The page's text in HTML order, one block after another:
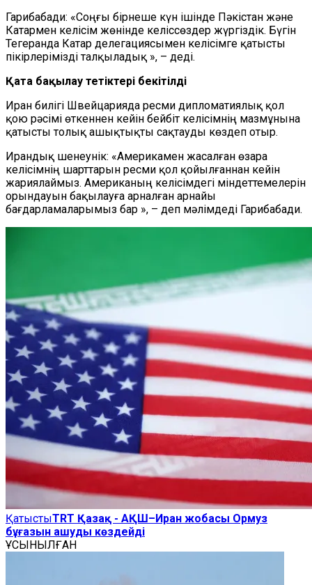
Гарибабади: «Соңғы бірнеше күн ішінде Пәкістан және
Катармен келісім жөнінде келіссөздер жүргіздік. Бүгін
Тегеранда Катар делегациясымен келісімге қатысты
пікірлерімізді талқыладық », – деді.
Қатаң бақылау тетіктері бекітілді
Иран билігі Швейцарияда ресми дипломатиялық қол
қою рәсімі өткеннен кейін бейбіт келісімнің мазмұнына
қатысты толық ашықтықты сақтауды көздеп отыр.
Ирандық шенеунік: «Америкамен жасалған өзара
келісімнің шарттарын ресми қол қойылғаннан кейін
жариялаймыз. Американың келісімдегі міндеттемелерін
орындауын бақылауға арналған арнайы
бағдарламаларымыз бар », – деп мәлімдеді Гарибабади.
ҚатыстыTRT Қазақ - АҚШ–Иран жобасы Ормуз
бұғазын ашуды көздейді
ҰСЫНЫЛҒАН